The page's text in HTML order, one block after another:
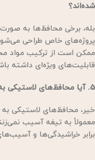
شده‌اند؟
بله، برخی محافظ‌ها به
پروژه‌های خاص طراحی
ممکن است از ترکیب مواد
قابلیت‌های ویژه‌ای داشته
5. آیا محافظ‌های لاستیکی به تیغه آسیب می‌زنند؟
خیر، محافظ‌های لاستیکی
معمولاً به تیغه آسیب
برابر خراشیدگی‌ها و